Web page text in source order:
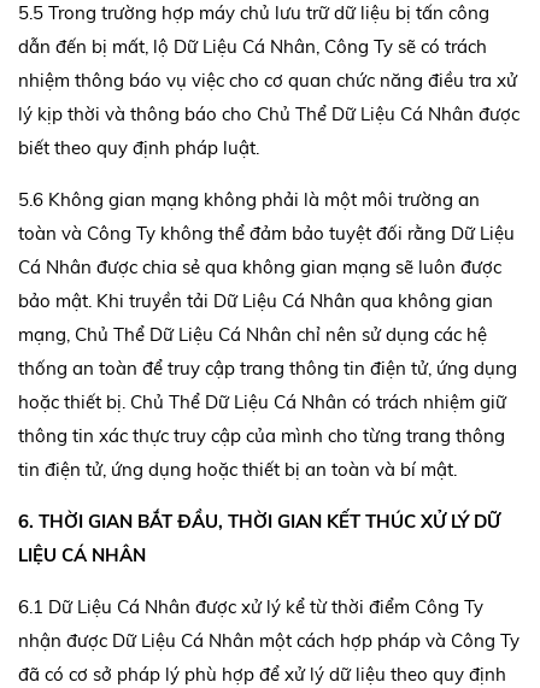
5.5 Trong trường hợp máy chủ lưu trữ dữ liệu bị tấn công
dẫn đến bị mất, lộ Dữ Liệu Cá Nhân, Công Ty sẽ có trách
nhiệm thông báo vụ việc cho cơ quan chức năng điều tra xử
lý kịp thời và thông báo cho Chủ Thể Dữ Liệu Cá Nhân được
biết theo quy định pháp luật.
5.6 Không gian mạng không phải là một môi trường an
toàn và Công Ty không thể đảm bảo tuyệt đối rằng Dữ Liệu
Cá Nhân được chia sẻ qua không gian mạng sẽ luôn được
bảo mật. Khi truyền tải Dữ Liệu Cá Nhân qua không gian
mạng, Chủ Thể Dữ Liệu Cá Nhân chỉ nên sử dụng các hệ
thống an toàn để truy cập trang thông tin điện tử, ứng dụng
hoặc thiết bị. Chủ Thể Dữ Liệu Cá Nhân có trách nhiệm giữ
thông tin xác thực truy cập của mình cho từng trang thông
tin điện tử, ứng dụng hoặc thiết bị an toàn và bí mật.
6. THỜI GIAN BẮT ĐẦU, THỜI GIAN KẾT THÚC XỬ LÝ DỮ
LIỆU CÁ NHÂN
6.1 Dữ Liệu Cá Nhân được xử lý kể từ thời điểm Công Ty
nhận được Dữ Liệu Cá Nhân một cách hợp pháp và Công Ty
đã có cơ sở pháp lý phù hợp để xử lý dữ liệu theo quy định